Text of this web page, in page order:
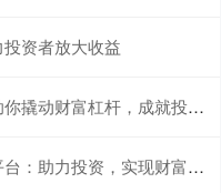
资者放大收益
动财富杠杆，成就投资梦想
助力投资，实现财富梦想